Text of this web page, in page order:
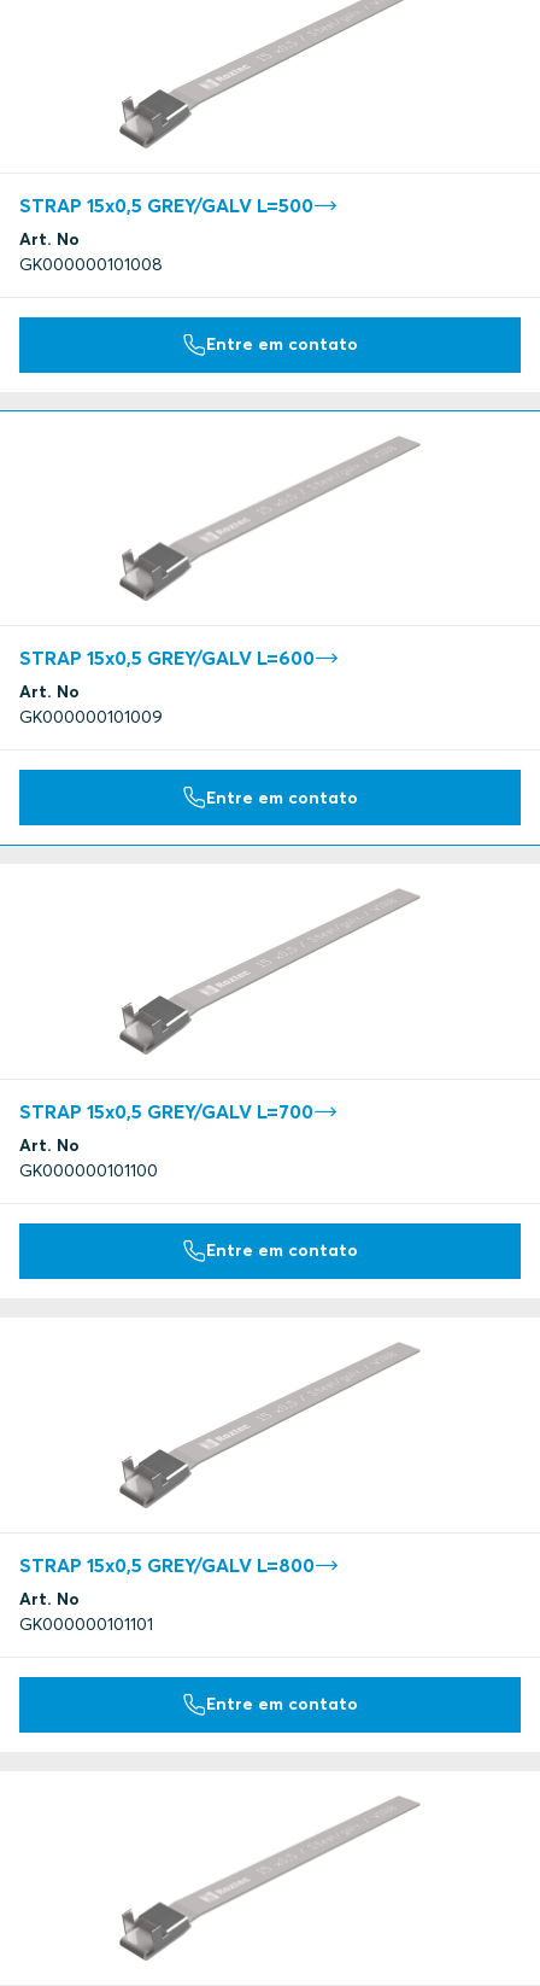
STRAP 15x0,5 GREY/GALV L=500
Art. No
GK000000101008
Entre em contato
STRAP 15x0,5 GREY/GALV L=600
Art. No
GK000000101009
Entre em contato
STRAP 15x0,5 GREY/GALV L=700
Art. No
GK000000101100
Entre em contato
STRAP 15x0,5 GREY/GALV L=800
Art. No
GK000000101101
Entre em contato